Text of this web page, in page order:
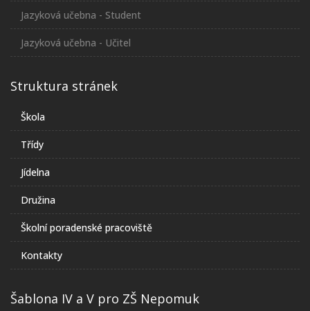
Jazyková učebna - Student
Jazyková učebna - Učitel
Struktura stránek
Škola
Třídy
Jídelna
Družina
Školní poradenské pracoviště
Kontakty
Šablona IV a V pro ZŠ Nepomuk